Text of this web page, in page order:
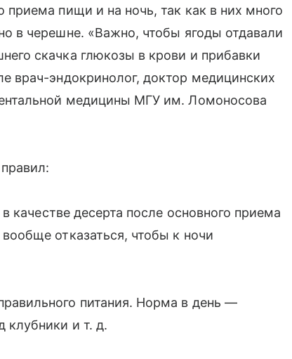
приема пищи и на ночь, так как в них много
в черешне. «Важно, чтобы ягоды отдавали
скачка глюкозы в крови и прибавки
врач-эндокринолог, доктор медицинских
медицины МГУ им. Ломоносова
качестве десерта после основного приема
отказаться, чтобы к ночи
питания. Норма в день —
клубники и т. д.